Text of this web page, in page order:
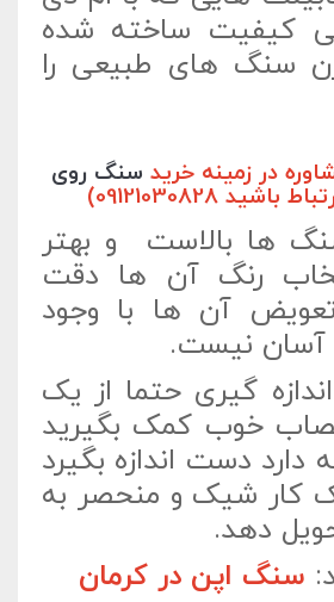
کیفیت ساخته شده
سنگ های طبیعی را
در زمینه خرید سنگ روی
09121030828)
ها بالاست و بهتر
رنگ آن ها دقت
آن ها با وجود
آسان نیست.
گیری حتما از یک
خوب کمک بگیرید
دارد دست اندازه بگیرد
کار شیک و منحصر به
دهد.
سنگ اپن در کرمان